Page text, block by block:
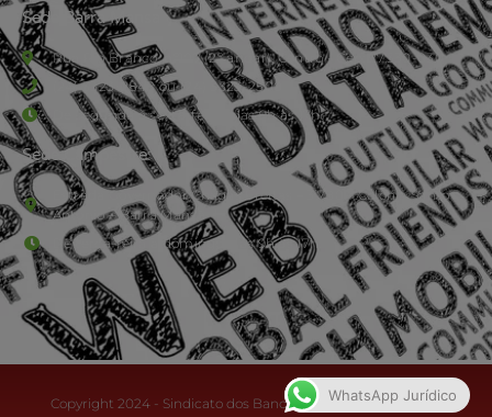
Sede Barra Mansa
Rua Rio Branco, nº107 (2º andar), Centro - Cep: 27.330-030
(24) 3323-2848 ou (24) 3323-2500
De segunda à sexta-feira , das 9h às 17h.
Sede Campestre:
Estrada Governador Chagas Freitas – 3.780 – Colônia Santo
Antônio – Barra Mansa
De terça-feira a domingo, das 9h às 17h
Copyright 2024 - Sindicato dos Bancários do Sul Fluminense
WhatsApp Jurídico